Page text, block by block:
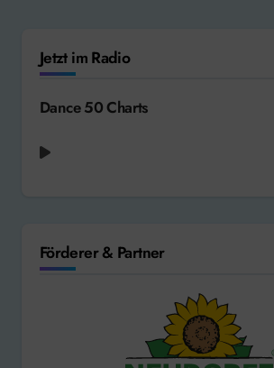
Jetzt im Radio
Dance 50 Charts
Förderer & Partner